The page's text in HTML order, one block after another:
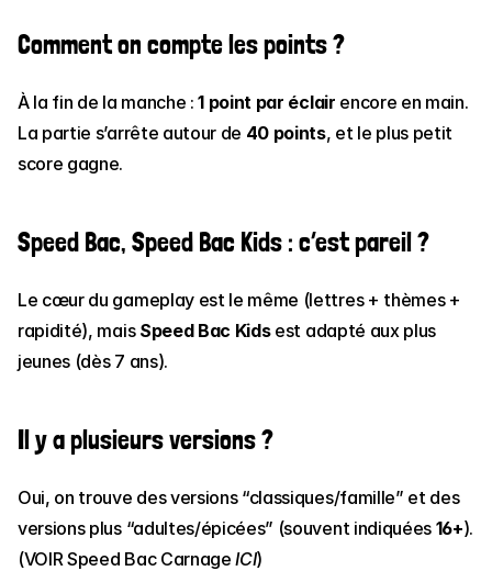
Comment on compte les points ?
À la fin de la manche : 1 point par éclair encore en main.
La partie s’arrête autour de 40 points, et le plus petit
score gagne.
Speed Bac, Speed Bac Kids : c’est pareil ?
Le cœur du gameplay est le même (lettres + thèmes +
rapidité), mais Speed Bac Kids est adapté aux plus
jeunes (dès 7 ans).
Il y a plusieurs versions ?
Oui, on trouve des versions “classiques/famille” et des
versions plus “adultes/épicées” (souvent indiquées 16+
(VOIR Speed Bac Carnage ICI)